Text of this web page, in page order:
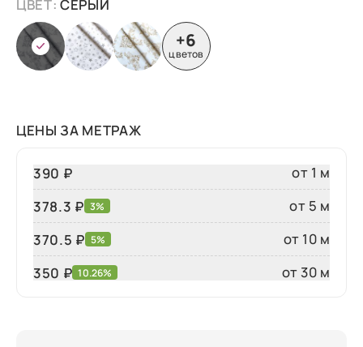
ЦВЕТ:СЕРЫЙ
+6
цветов
ЦЕНЫ ЗА МЕТРАЖ
390 ₽
от 1 м
378.3 ₽ 3%
от 5 м
370.5 ₽ 5%
от 10 м
350 ₽ 10.26% от 30 м